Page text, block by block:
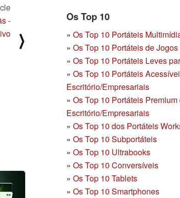
Os Top 10
» Os Top 10 Portáteis
» Os Top 10 Portáteis de Jogos
» Os Top 10 Portáteis Leves
» Os Top 10 Portáteis
Escritório/Empresariais
» Os Top 10 Portáteis Premium
Escritório/Empresariais
» Os Top 10 dos Portáteis
» Os Top 10 Subportáteis
» Os Top 10 Ultrabooks
» Os Top 10 Conversíveis
» Os Top 10 Tablets
» Os Top 10 Smartphones
-
⟩